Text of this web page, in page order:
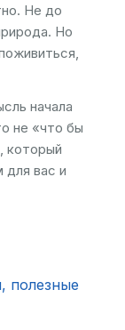
Не до
Но
начала
не «что бы
который
для вас и
полезные